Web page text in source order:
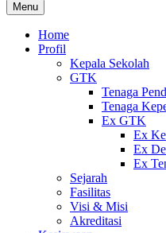
Menu
Home
Profil
Kepala Sekolah
GTK
Tenaga
Tenaga
Ex GTK
Ex
Ex
Ex
Sejarah
Fasilitas
Visi & Misi
Akreditasi